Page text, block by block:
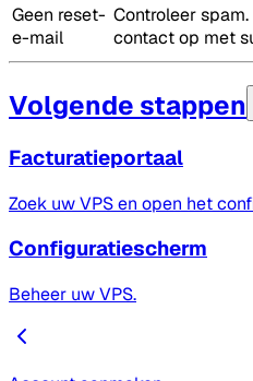
Geen reset-
e-mail
Controleer
contact op met
Volgende stappen
Facturatieportaal
Zoek uw VPS en open het
Configuratiescherm
Beheer uw VPS.